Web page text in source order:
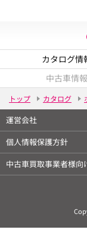
カタログ情
中古車情報
トップ カタログ
運営会社
個人情報保護方針
中古車買取事業者様向